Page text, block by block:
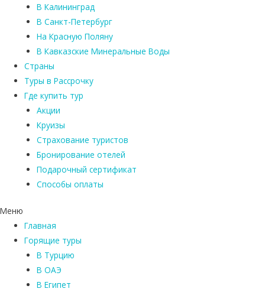
В Калининград
В Санкт-Петербург
На Красную Поляну
В Кавказские Минеральные Воды
Страны
Туры в Рассрочку
Где купить тур
Акции
Круизы
Страхование туристов
Бронирование отелей
Подарочный сертификат
Способы оплаты
Меню
Главная
Горящие туры
В Турцию
В ОАЭ
В Египет